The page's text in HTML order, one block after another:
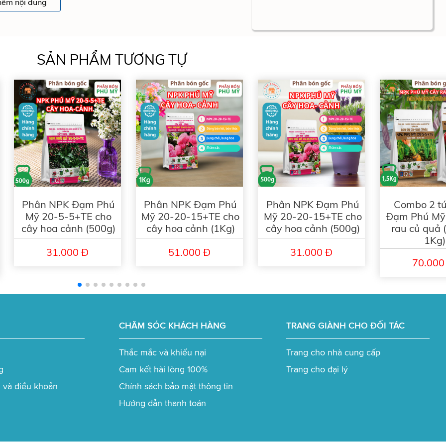
mát
con, sau khi cắt cành hoặc thu hoạch
mắt.
nội dung
SẢN PHẨM TƯƠNG TỰ
Phân NPK Đạm Phú
Mỹ 20-5-5+TE cho
cây hoa cảnh (500g)
31.000 Đ
Phân NPK Đạm Phú
Mỹ 20-20-15+TE cho
cây hoa cảnh (1Kg)
51.000 Đ
Phân NPK Đạm Phú
Mỹ 20-20-15+TE cho
cây hoa cảnh (500g)
31.000 Đ
Combo 2
Đạm Phú
rau củ quả
1Kg)
và điều khoản
CHĂM SÓC KHÁCH HÀNG
Thắc mắc và khiếu nại
Cam kết hài lòng 100%
Chính sách bảo mật thông tin
Hướng dẫn thanh toán
TRANG GIÀNH CHO ĐỐI TÁC
Trang cho nhà cung cấp
Trang cho đại lý